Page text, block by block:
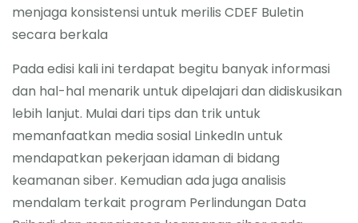
menjaga konsistensi untuk merilis CDEF Buletin
secara berkala
Pada edisi kali ini terdapat begitu banyak informasi
dan hal-hal menarik untuk dipelajari dan didiskusikan
lebih lanjut. Mulai dari tips dan trik untuk
memanfaatkan media sosial LinkedIn untuk
mendapatkan pekerjaan idaman di bidang
keamanan siber. Kemudian ada juga analisis
mendalam terkait program Perlindungan Data